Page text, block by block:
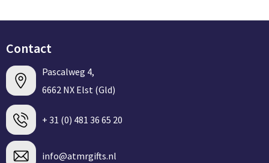
Contact
Pascalweg 4,
6662 NX Elst (Gld)
+ 31 (0) 481 36 65 20
info@atmrgifts.nl